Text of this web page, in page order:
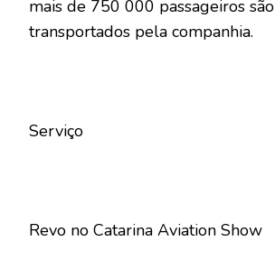
mais de 750 000 passageiros são
transportados pela companhia.
Serviço
Revo no Catarina Aviation Show